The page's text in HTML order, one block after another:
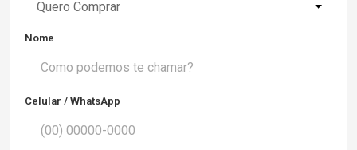
Quero Comprar
Nome
Celular / WhatsApp